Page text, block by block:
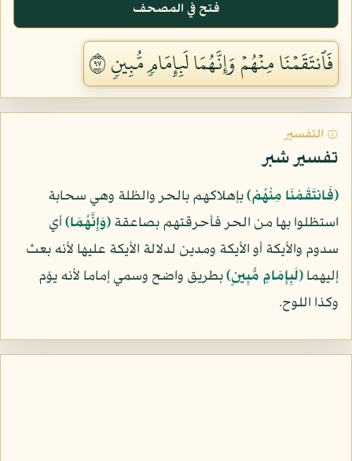
فتح في المصحف
فَٱنتَقَمۡنَا مِنۡهُمۡ وَإِنَّهُمَا لَبِإِمَامٖ مُّبِينٖ ٧٩
۞ التفسير
تفسير شبر
﴿فَانتَقَمْنَا مِنْهُمْ﴾بإهلاكهم بالحر والظلة وهي سحابة
استظلوا بها من الحر فأحرقتهم بصاعقة﴿وَإِنَّهُمَا﴾أي
سدوم والأيكة أو الأيكة ومدين لدلالة الأيكة عليها لأنه بعث
إليهما﴿لَبِإِمَامٍ مُّبِينٍ﴾بطريق واضح وسمي إماما لأنه يؤم
وكذا اللوح.